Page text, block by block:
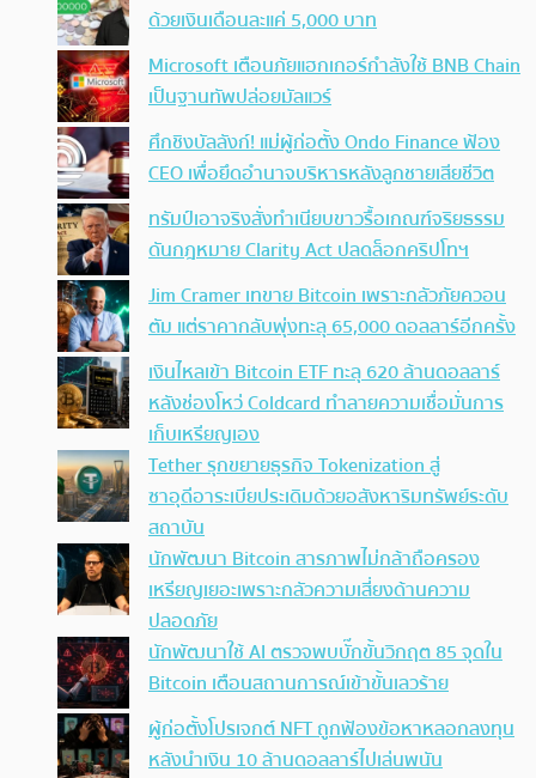
ด้วยเงินเดือนละแค่ 5,000 บาท
Microsoft เตือนภัยแฮกเกอร์กำลังใช้ BNB Chain
เป็นฐานทัพปล่อยมัลแวร์
ศึกชิงบัลลังก์! แม่ผู้ก่อตั้ง Ondo Finance ฟ้อง
CEO เพื่อยึดอำนาจบริหารหลังลูกชายเสียชีวิต
ทรัมป์เอาจริง สั่งทำเนียบขาวรื้อเกณฑ์จริยธรรม
ดันกฎหมาย Clarity Act ปลดล็อกคริปโทฯ
Jim Cramer เทขาย Bitcoin เพราะกลัวภัยควอน
ตัม แต่ราคากลับพุ่งทะลุ 65,000 ดอลลาร์อีกครั้ง
เงินไหลเข้า Bitcoin ETF ทะลุ 620 ล้านดอลลาร์
หลังช่องโหว่ Coldcard ทำลายความเชื่อมั่นการ
เก็บเหรียญเอง
Tether รุกขยายธุรกิจ Tokenization สู่
ซาอุดีอาระเบียประเดิมด้วยอสังหาริมทรัพย์ระดับ
สถาบัน
นักพัฒนา Bitcoin สารภาพไม่กล้าถือครอง
เหรียญเยอะเพราะกลัวความเสี่ยงด้านความ
ปลอดภัย
นักพัฒนาใช้ AI ตรวจพบบั๊กขั้นวิกฤต 85 จุดใน
Bitcoin เตือนสถานการณ์เข้าขั้นเลวร้าย
ผู้ก่อตั้งโปรเจกต์ NFT ถูกฟ้องข้อหาหลอกลงทุน
หลังนำเงิน 10 ล้านดอลลาร์ไปเล่นพนัน